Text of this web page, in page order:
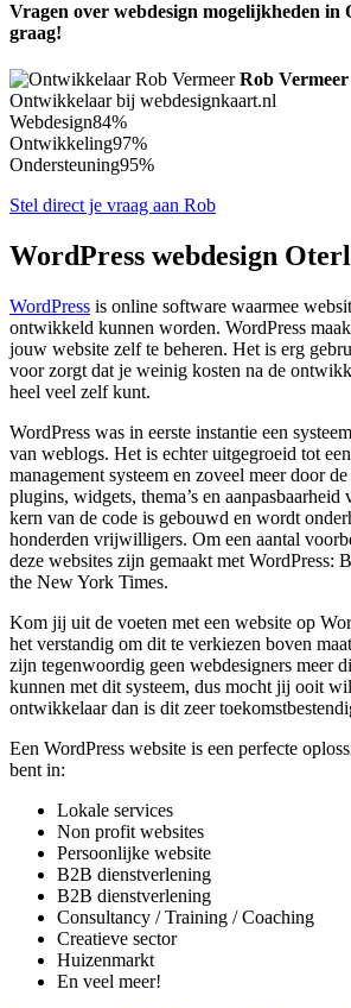
Vragen over webdesign mogelijkheden in
graag!
Rob Vermeer
Ontwikkelaar bij webdesignkaart.nl
Webdesign84%
Ontwikkeling97%
Ondersteuning95%
Stel direct je vraag aan Rob
WordPress webdesign
WordPress is online software waarmee
ontwikkeld kunnen worden. WordPress
jouw website zelf te beheren. Het is erg
voor zorgt dat je weinig kosten na de
heel veel zelf kunt.
WordPress was in eerste instantie een
van weblogs. Het is echter uitgegroeid tot
management systeem en zoveel meer door
plugins, widgets, thema’s en
kern van de code is gebouwd en wordt
honderden vrijwilligers. Om een aantal
deze websites zijn gemaakt met WordPress:
the New York Times.
Kom jij uit de voeten met een website op
het verstandig om dit te verkiezen boven
zijn tegenwoordig geen webdesigners meer
kunnen met dit systeem, dus mocht jij ooit
ontwikkelaar dan is dit zeer
Een WordPress website is een perfecte
bent in:
Lokale services
Non profit websites
Persoonlijke website
B2B dienstverlening
B2B dienstverlening
Consultancy / Training / Coaching
Creatieve sector
Huizenmarkt
En veel meer!